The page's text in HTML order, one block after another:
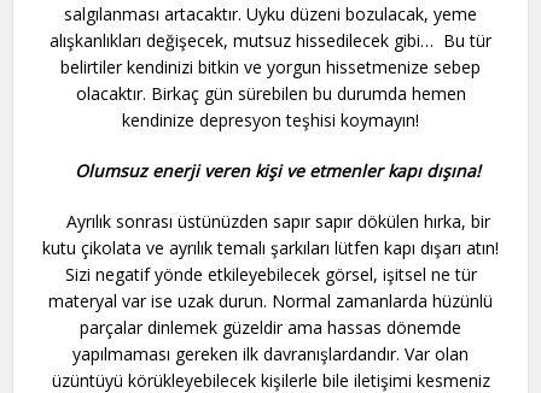
salgılanması artacaktır. Uyku düzeni bozulacak, yeme
alışkanlıkları değişecek, mutsuz hissedilecek gibi… Bu tür
belirtiler kendinizi bitkin ve yorgun hissetmenize sebep
olacaktır. Birkaç gün sürebilen bu durumda hemen
kendinize depresyon teşhisi koymayın!
Olumsuz enerji veren kişi ve etmenler kapı dışına!
Ayrılık sonrası üstünüzden sapır sapır dökülen hırka, bir
kutu çikolata ve ayrılık temalı şarkıları lütfen kapı dışarı atın!
Sizi negatif yönde etkileyebilecek görsel, işitsel ne tür
materyal var ise uzak durun. Normal zamanlarda hüzünlü
parçalar dinlemek güzeldir ama hassas dönemde
yapılmaması gereken ilk davranışlardandır. Var olan
üzüntüyü körükleyebilecek kişilerle bile iletişimi kesmeniz